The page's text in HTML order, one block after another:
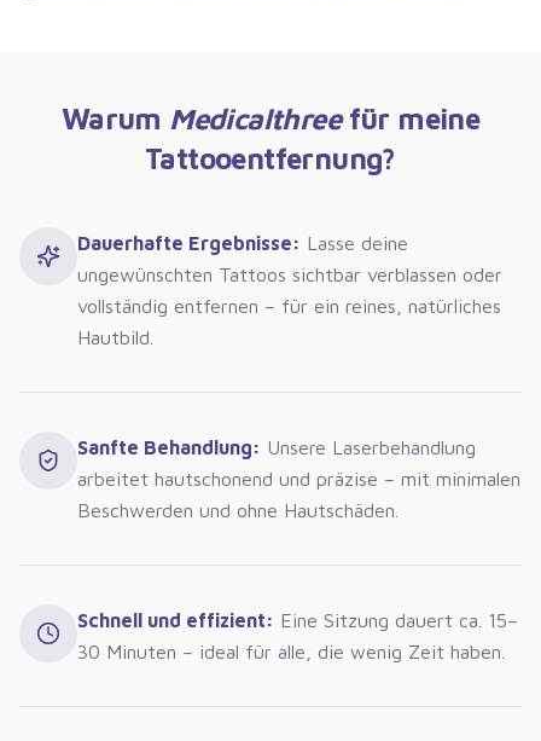
Warum Medicalthree für meine
Tattooentfernung?
Dauerhafte Ergebnisse: Lasse deine
ungewünschten Tattoos sichtbar verblassen oder
vollständig entfernen – für ein reines, natürliches
Hautbild.
Sanfte Behandlung: Unsere Laserbehandlung
arbeitet hautschonend und präzise – mit minimalen
Beschwerden und ohne Hautschäden.
Schnell und effizient: Eine Sitzung dauert ca. 15–
30 Minuten – ideal für alle, die wenig Zeit haben.